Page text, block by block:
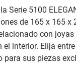
Serie 5100
de 165 x 165
con
el interior. Elija
sus piezas